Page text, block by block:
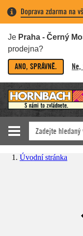
Doprava zdarma na
Je Praha - Černý
prodejna?
ANO, SPRÁVNĚ.
Úvodní stránka